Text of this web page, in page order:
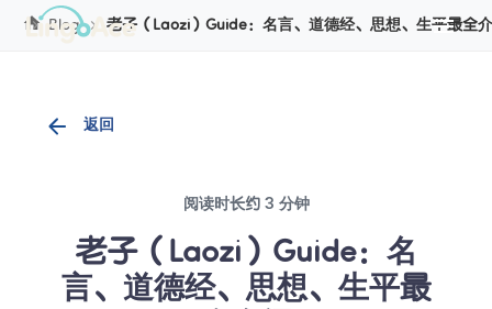
Blog 老子（Laozi）Guide：名言、道德经、思想、生平最全
返回
阅读时长约 3 分钟
老子（Laozi）Guide：名
言、道德经、思想、生平最
Cookie管理